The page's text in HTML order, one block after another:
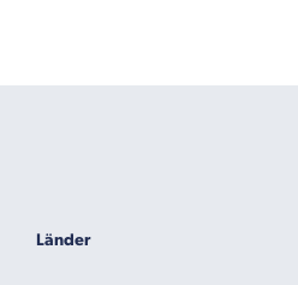
Länder